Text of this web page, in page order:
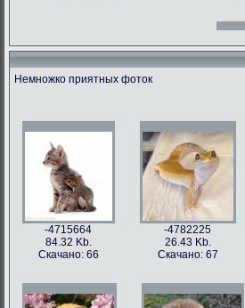
Самые смешные фото (15)
809.97 Kb.
Скачано: 68
Самые
Самые смешные фото (27)
Скачано: 61
Самые
Самые смешные фото (31)
626.42 Kb.
Скачано: 77
Самые
Немножко приятных фоток
-4715664
84.32 Kb.
Скачано: 66
-4782225
26.43 Kb.
Скачано: 67